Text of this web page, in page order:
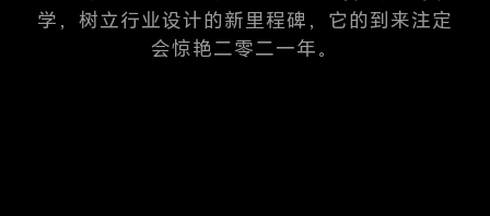
学，树立行业设计的新里程碑，它的到来注定
会惊艳二零二一年。